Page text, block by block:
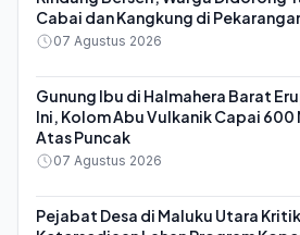
Cabai dan Kangkung di
07 Agustus 2026
Gunung Ibu di Halmahera Barat
Ini, Kolom Abu Vulkanik Capai 600
Atas Puncak
07 Agustus 2026
Pejabat Desa di Maluku Utara Kritik